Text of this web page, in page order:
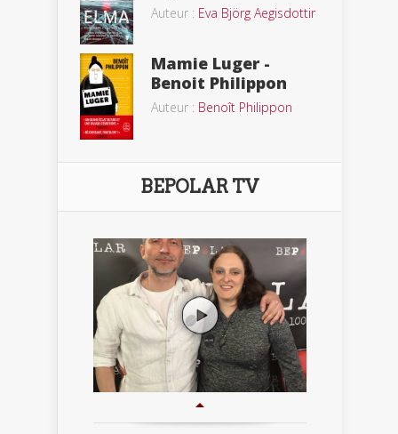
Auteur : Eva Björg Aegisdottir
Mamie Luger -
Benoit Philippon
Auteur : Benoît Philippon
BEPOLAR TV